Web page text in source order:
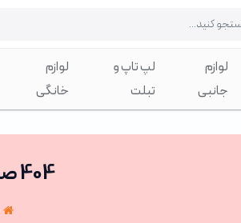
لوازم
جانبی
لپ تاپ و
تبلت
لوازم
خانگی
404 صفحه‌ای که دنبال آن بودید پیدا نشد!